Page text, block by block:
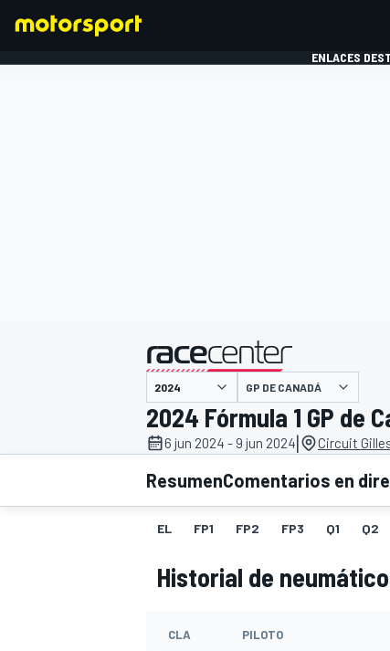
INDYCAR WRC
ENLACES
presentado por
GP DE CANADÁ
2024 Fórmula 1 GP de
6 jun 2024 - 9 jun 2024| Circuit
ResumenComentarios en
EL FP1 FP2 FP3 Q1 Q2
Historial de
CLA PILOTO